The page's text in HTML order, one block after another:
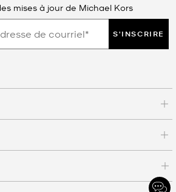
mises à jour de Michael Kors
S'INSCRIRE